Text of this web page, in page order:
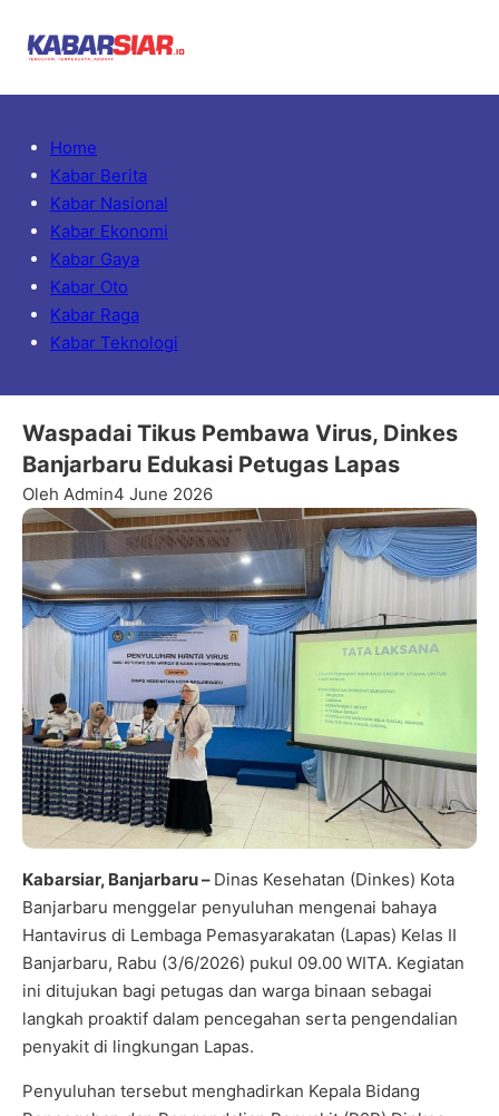
Home
Kabar Berita
Kabar Nasional
Kabar Ekonomi
Kabar Gaya
Kabar Oto
Kabar Raga
Kabar Teknologi
Waspadai Tikus Pembawa Virus, Dinkes
Banjarbaru Edukasi Petugas Lapas
Oleh Admin4 June 2026
Kabarsiar, Banjarbaru – Dinas Kesehatan (Dinkes) Kota
Banjarbaru menggelar penyuluhan mengenai bahaya
Hantavirus di Lembaga Pemasyarakatan (Lapas) Kelas II
Banjarbaru, Rabu (3/6/2026) pukul 09.00 WITA. Kegiatan
ini ditujukan bagi petugas dan warga binaan sebagai
langkah proaktif dalam pencegahan serta pengendalian
penyakit di lingkungan Lapas.
Penyuluhan tersebut menghadirkan Kepala Bidang